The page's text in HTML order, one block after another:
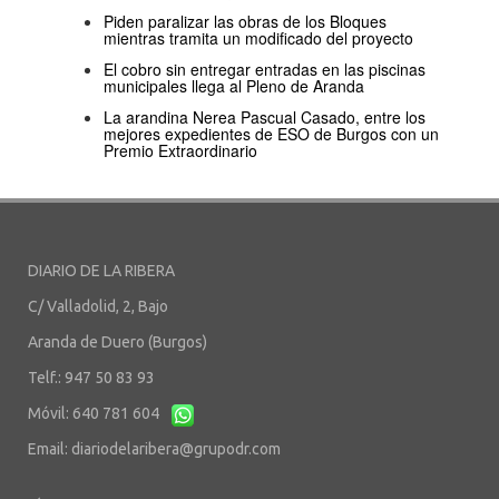
Piden paralizar las obras de los Bloques
mientras tramita un modificado del proyecto
El cobro sin entregar entradas en las piscinas
municipales llega al Pleno de Aranda
La arandina Nerea Pascual Casado, entre los
mejores expedientes de ESO de Burgos con un
Premio Extraordinario
DIARIO DE LA RIBERA
C/ Valladolid, 2, Bajo
Aranda de Duero (Burgos)
Telf.: 947 50 83 93
Móvil: 640 781 604
Email: diariodelaribera@grupodr.com